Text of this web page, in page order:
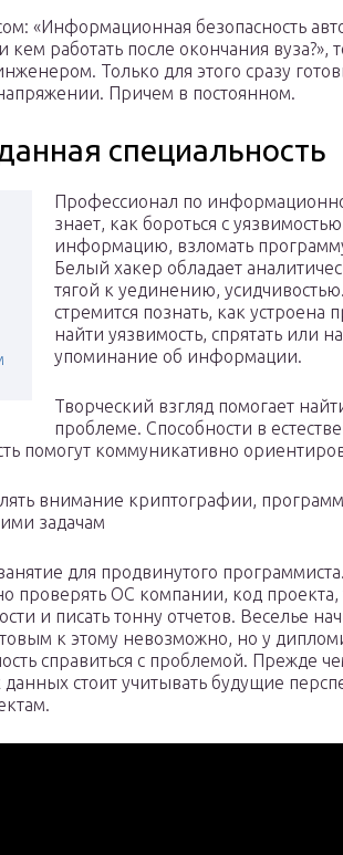
«Информационная безопасность
работать после окончания вуза?»,
Только для этого сразу
Причем в постоянном.
специальность
Профессионал по
знает, как бороться с
информацию, взломать
Белый хакер обладает
тягой к уединению,
стремится познать, как устроена
найти уязвимость, спрятать или
упоминание об информации.
Творческий взгляд помогает
проблеме. Способности в
помогут коммуникативно
внимание криптографии,
задачам
для продвинутого
проверять ОС компании, код проекта,
и писать тонну отчетов. Веселье
к этому невозможно, но у
справиться с проблемой. Прежде
стоит учитывать будущие